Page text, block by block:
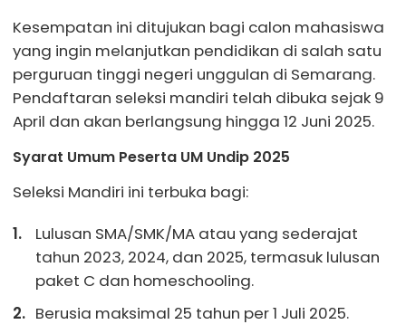
Kesempatan ini ditujukan bagi calon mahasiswa
yang ingin melanjutkan pendidikan di salah satu
perguruan tinggi negeri unggulan di Semarang.
Pendaftaran seleksi mandiri telah dibuka sejak 9
April dan akan berlangsung hingga 12 Juni 2025.
Syarat Umum Peserta UM Undip 2025
Seleksi Mandiri ini terbuka bagi:
Lulusan SMA/SMK/MA atau yang sederajat
tahun 2023, 2024, dan 2025, termasuk lulusan
paket C dan homeschooling.
Berusia maksimal 25 tahun per 1 Juli 2025.